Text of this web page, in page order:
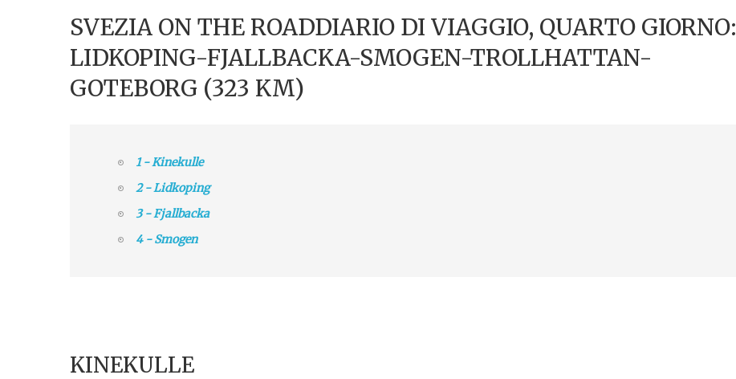
SVEZIA ON THE ROADDIARIO DI VIAGGIO, QUARTO GIORNO:
LIDKOPING-FJALLBACKA-SMOGEN-TROLLHATTAN-
GOTEBORG (323 KM)
1 - Kinekulle
2 - Lidkoping
3 - Fjallbacka
4 - Smogen
KINEKULLE